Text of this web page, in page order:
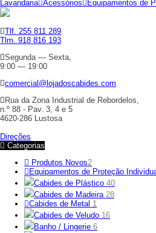
Lavandaria Acessórios Equipamentos de
Tlf. 255 811 289
Tlm. 918 816 193
Segunda — Sexta,
9:00 — 19:00
comercial@lojadoscabides.com
Rua da Zona Industrial de Rebordelos,
n.º 88 - Pav. 3, 4 e 5
4620-286 Lustosa
Direções
Categorias
Produtos Novos2
Equipamentos de Proteção
Cabides de Plástico 40
Cabides de Madeira 28
Cabides de Metal 1
Cabides de Veludo 16
Banho / Lingerie 6